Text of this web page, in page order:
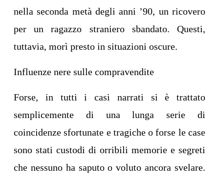
nella seconda metà degli anni ’90, un ricovero
per un ragazzo straniero sbandato. Questi,
tuttavia, morì presto in situazioni oscure.
Influenze nere sulle compravendite
Forse, in tutti i casi narrati si è trattato
semplicemente di una lunga serie di
coincidenze sfortunate e tragiche o forse le case
sono stati custodi di orribili memorie e segreti
che nessuno ha saputo o voluto ancora svelare.